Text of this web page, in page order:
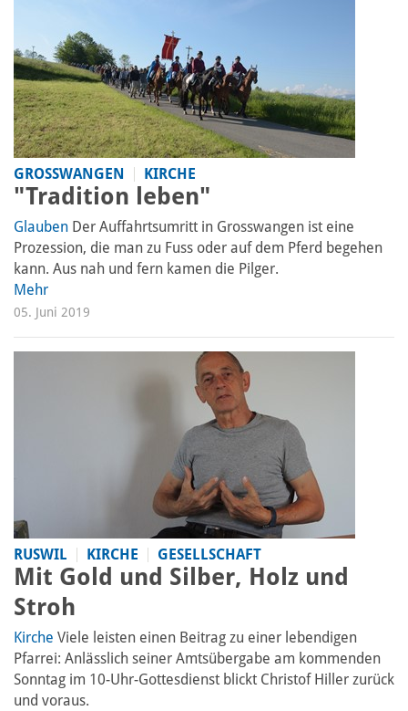
GROSSWANGEN KIRCHE
"Tradition leben"
Glauben Der Auffahrtsumritt in Grosswangen ist eine
Prozession, die man zu Fuss oder auf dem Pferd begehen
kann. Aus nah und fern kamen die Pilger.
Mehr
05. Juni 2019
RUSWIL KIRCHE GESELLSCHAFT
Mit Gold und Silber, Holz und
Stroh
Kirche Viele leisten einen Beitrag zu einer lebendigen
Pfarrei: Anlässlich seiner Amtsübergabe am kommenden
Sonntag im 10-Uhr-Gottesdienst blickt Christof Hiller zurück
und voraus.